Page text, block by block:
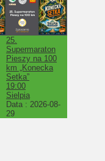
25.
Supermaraton
Pieszy na 100
km „Konecka
Setka”
19:00
Sielpia
Data : 2026-08-
29